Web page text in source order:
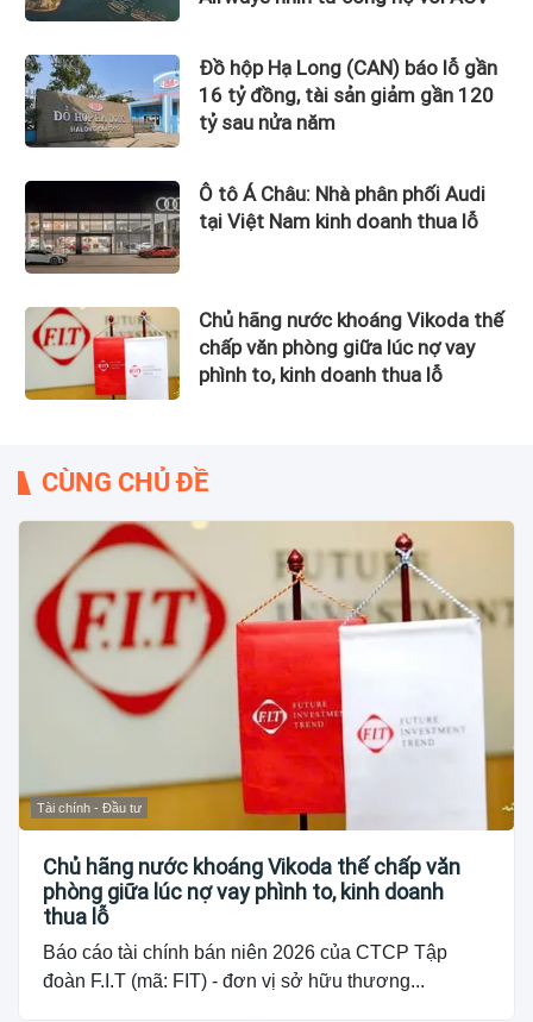
Đồ hộp Hạ Long (CAN) báo lỗ gần
16 tỷ đồng, tài sản giảm gần 120
tỷ sau nửa năm
Ô tô Á Châu: Nhà phân phối Audi
tại Việt Nam kinh doanh thua lỗ
Chủ hãng nước khoáng Vikoda thế
chấp văn phòng giữa lúc nợ vay
phình to, kinh doanh thua lỗ
CÙNG CHỦ ĐỀ
Tài chính - Đầu tư
Chủ hãng nước khoáng Vikoda thế chấp văn
phòng giữa lúc nợ vay phình to, kinh doanh
thua lỗ
Báo cáo tài chính bán niên 2026 của CTCP Tập
đoàn F.I.T (mã: FIT) - đơn vị sở hữu thương...